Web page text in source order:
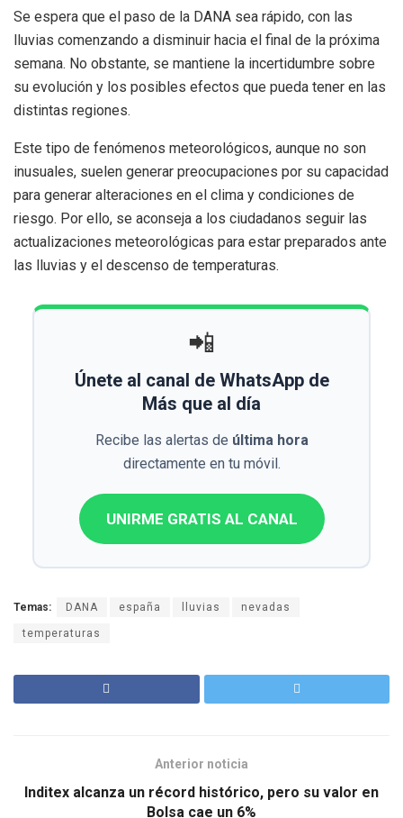
Se espera que el paso de la DANA sea rápido, con las
lluvias comenzando a disminuir hacia el final de la próxima
semana. No obstante, se mantiene la incertidumbre sobre
su evolución y los posibles efectos que pueda tener en las
distintas regiones.
Este tipo de fenómenos meteorológicos, aunque no son
inusuales, suelen generar preocupaciones por su capacidad
para generar alteraciones en el clima y condiciones de
riesgo. Por ello, se aconseja a los ciudadanos seguir las
actualizaciones meteorológicas para estar preparados ante
las lluvias y el descenso de temperaturas.
📲
Únete al canal de WhatsApp de
Más que al día
Recibe las alertas de última hora
directamente en tu móvil.
UNIRME GRATIS AL CANAL
Temas: DANA españa lluvias nevadas
temperaturas
Anterior noticia
Inditex alcanza un récord histórico, pero su valor en
Bolsa cae un 6%